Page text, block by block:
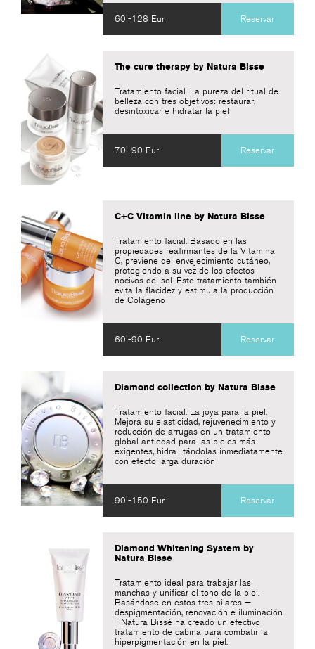
60'-128 Eur Reservar
The cure therapy by Natura Bisse
Tratamiento facial. La pureza del ritual de
belleza con tres objetivos: restaurar,
desintoxicar e hidratar la piel
70'-90 Eur Reservar
C+C Vitamin line by Natura Bisse
Tratamiento facial. Basado en las
propiedades reafirmantes de la Vitamina
C, previene del envejecimiento cutáneo,
protegiendo a su vez de los efectos
nocivos del sol. Este tratamiento también
evita la flacidez y estimula la producción
de Colágeno
60'-90 Eur Reservar
Diamond collection by Natura Bisse
Tratamiento facial. La joya para la piel.
Mejora su elasticidad, rejuvenecimiento y
reducción de arrugas en un tratamiento
global antiedad para las pieles más
exigentes, hidra- tándolas inmediatamente
con efecto larga duración
90'-150 Eur Reservar
Diamond Whitening System by
Natura Bissé
Tratamiento ideal para trabajar las
manchas y unificar el tono de la piel.
Basándose en estos tres pilares —
despigmentación, renovación e iluminación
—Natura Bissé ha creado un efectivo
tratamiento de cabina para combatir la
hiperpigmentación en la piel.